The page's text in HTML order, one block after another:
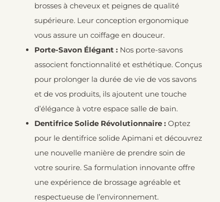
brosses à cheveux et peignes de qualité
supérieure. Leur conception ergonomique
vous assure un coiffage en douceur.
Porte-Savon Élégant : Nos porte-savons
associent fonctionnalité et esthétique. Conçus
pour prolonger la durée de vie de vos savons
et de vos produits, ils ajoutent une touche
d’élégance à votre espace salle de bain.
Dentifrice Solide Révolutionnaire : Optez
pour le dentifrice solide Apimani et découvrez
une nouvelle manière de prendre soin de
votre sourire. Sa formulation innovante offre
une expérience de brossage agréable et
respectueuse de l’environnement.